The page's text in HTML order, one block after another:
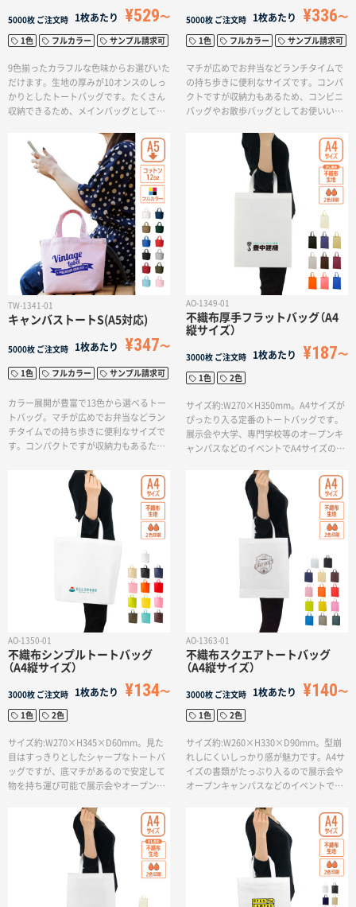
5000枚 ご注文時 1枚あたり ¥529
1色 フルカラー サンプル請求可
9色揃ったカラフルな色味からお選びいた
だけます。生地の厚みが10オンスのしっ
かりとしたトートバッグです。たくさん
収納できるため、メインバッグとしてお
アパレルのお買い物バッグなど、ご用途
に応じて使い分けられるマルチなトート
バッグです。印刷方法も単色からフルカ
ラー印刷まで対応しており、お好みのデ
ザインでオリジナルトートバッグを作成
5000枚 ご注文時 1枚あたり ¥336
1色 フルカラー サンプル請求可
マチが広めでお弁当などランチタイムで
の持ち歩きに便利なサイズです。コンパ
クトですが収納力もあるため、コンビニ
バッグやお散歩バッグとしてお使いいた
ー印刷まで対応しており、お好みのデザ
インでオリジナルトートバッグを作成出
TW-1341-01
キャンバストートS(A5対応)
5000枚 ご注文時 1枚あたり ¥347
1色 フルカラー サンプル請求可
カラー展開が豊富で13色から選べるトー
トバッグ。マチが広めでお弁当などラン
チタイムでの持ち歩きに便利なサイズで
す。コンパクトですが収納力もあるた
てお使いいただけます。印刷方法も単色
からフルカラー印刷まで対応しており、
お好みのデザインでオリジナルトートバ
ッグを作成出来ます。
AO-1349-01
不織布厚手フラットバッグ（A4
縦サイズ）
3000枚 ご注文時 1枚あたり ¥187
1色 2色
サイズ約:W270×H350mm。A4サイズが
ぴったり入る定番のトートバッグです。
展示会や大学、専門学校等のオープンキ
ャンパスなどのイベントでA4サイズの資
地に厚みがあるので、中が透けにくく高
級感があります。一色印刷で会社名やロ
ゴを入れるお客様が多いです。
AO-1350-01
不織布シンプルトートバッグ
（A4縦サイズ）
3000枚 ご注文時 1枚あたり ¥134
1色 2色
サイズ約:W270×H345×D60mm。見た
目はすっきりとしたシャープなトートバ
ッグですが、底マチがあるので安定して
物を持ち運び可能で展示会やオープンキ
おすすめのバッグです。
AO-1363-01
不織布スクエアトートバッグ
（A4縦サイズ）
3000枚 ご注文時 1枚あたり ¥140
1色 2色
サイズ約:W260×H330×D90mm。型崩
れしにくいしっかり感が魅力です。A4サ
イズの書類がたっぷり入るので展示会や
オープンキャンパスなどのイベントで、